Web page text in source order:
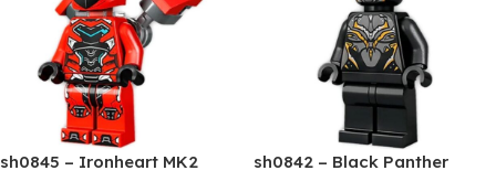
sh0845 – Ironheart MK2 sh0842 – Black Panther